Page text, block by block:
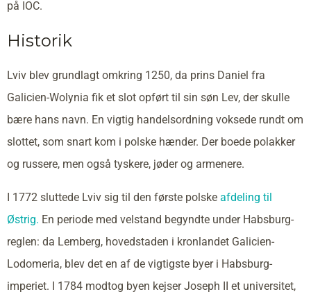
på IOC.
Historik
Lviv blev grundlagt omkring 1250, da prins Daniel fra
Galicien-Wolynia fik et slot opført til sin søn Lev, der skulle
bære hans navn. En vigtig handelsordning voksede rundt om
slottet, som snart kom i polske hænder. Der boede polakker
og russere, men også tyskere, jøder og armenere.
I 1772 sluttede Lviv sig til den første polske afdeling til
Østrig. En periode med velstand begyndte under Habsburg-
reglen: da Lemberg, hovedstaden i kronlandet Galicien-
Lodomeria, blev det en af de vigtigste byer i Habsburg-
imperiet. I 1784 modtog byen kejser Joseph II et universitet,